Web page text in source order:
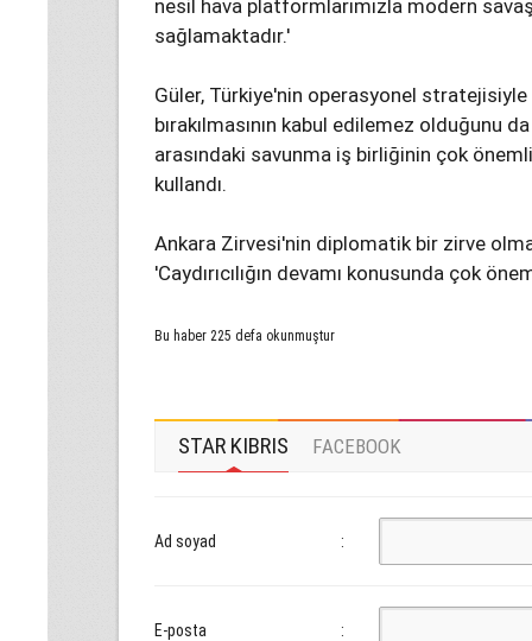
nesil hava platformlarımızla modern
sağlamaktadır.'
Güler, Türkiye'nin operasyonel stratejisiyle
bırakılmasının kabul edilemez olduğunu
arasındaki savunma iş birliğinin çok
kullandı.
Ankara Zirvesi'nin diplomatik bir zirve
'Caydırıcılığın devamı konusunda çok
Bu haber 225 defa okunmuştur
STAR KIBRIS FACEBOOK
Ad soyad :
E-posta :